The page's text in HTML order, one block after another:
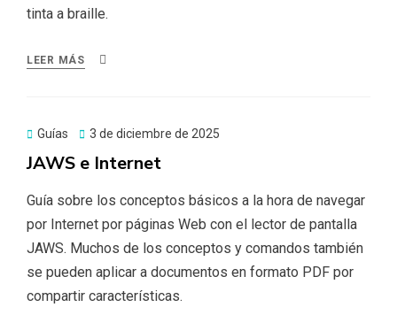
tinta a braille.
LEER MÁS
Guías
Publicado
3 de diciembre de 2025
JAWS e Internet
Guía sobre los conceptos básicos a la hora de navegar
por Internet por páginas Web con el lector de pantalla
JAWS. Muchos de los conceptos y comandos también
se pueden aplicar a documentos en formato PDF por
compartir características.